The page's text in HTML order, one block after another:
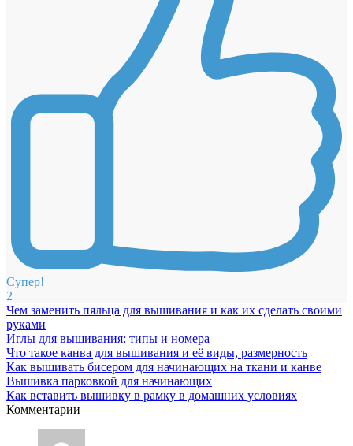
Супер!
2
Чем заменить пяльца для вышивания и как их сделать своими
руками
Иглы для вышивания: типы и номера
Что такое канва для вышивания и её виды, размерность
Как вышивать бисером для начинающих на ткани и канве
Вышивка парковкой для начинающих
Как вставить вышивку в рамку в домашних условиях
Комментарии